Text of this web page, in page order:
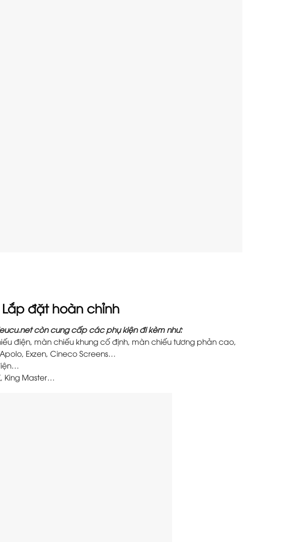
đặt hoàn chỉnh
còn cung cấp các phụ kiện đi kèm như:
điện, màn chiếu khung cố định, màn chiếu tương phản cao,
Exzen, Cineco Screens…
King Master…